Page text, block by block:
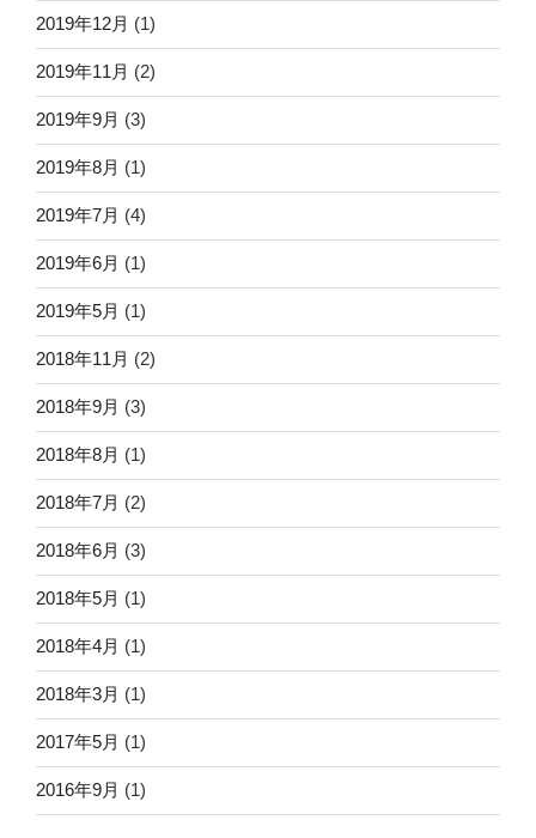
2019年12月 (1)
2019年11月 (2)
2019年9月 (3)
2019年8月 (1)
2019年7月 (4)
2019年6月 (1)
2019年5月 (1)
2018年11月 (2)
2018年9月 (3)
2018年8月 (1)
2018年7月 (2)
2018年6月 (3)
2018年5月 (1)
2018年4月 (1)
2018年3月 (1)
2017年5月 (1)
2016年9月 (1)